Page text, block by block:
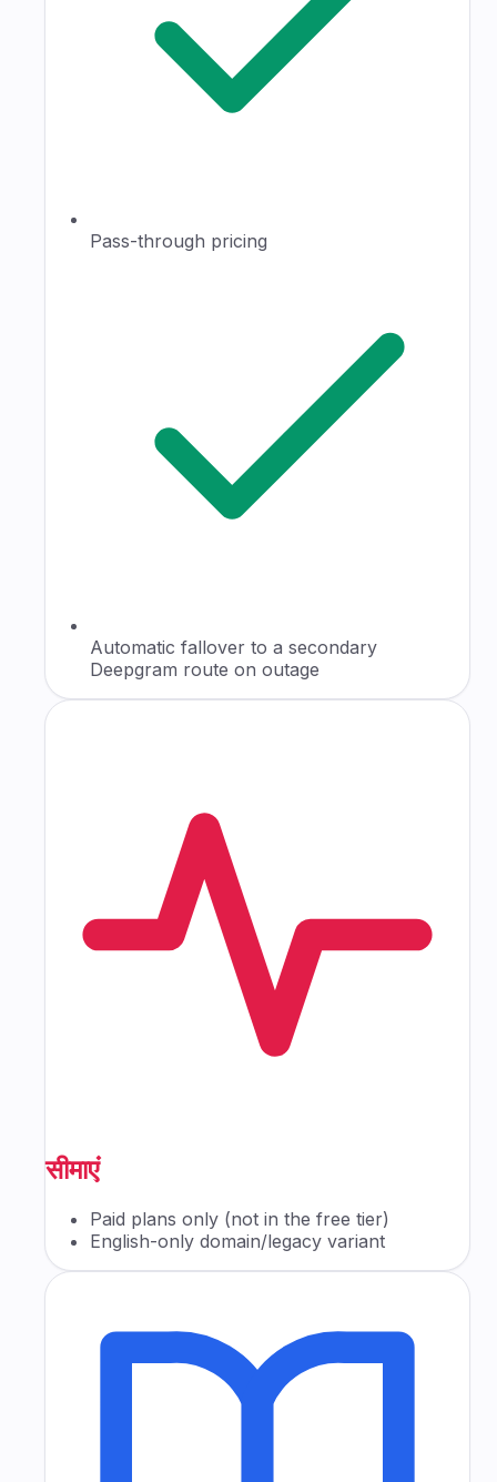
Pass-through pricing
Automatic fallover to a secondary
Deepgram route on outage
सीमाएं
Paid plans only (not in the free tier)
English-only domain/legacy variant